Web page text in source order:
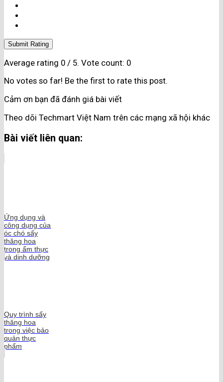
Submit Rating
Average rating 0 / 5. Vote count: 0
No votes so far! Be the first to rate this post.
Cảm ơn bạn đã đánh giá bài viết
Theo dõi Techmart Việt Nam trên các mạng xã hội khác
Bài viết liên quan:
Ứng dụng và
công dụng của
óc chó sấy
thăng hoa
trong ẩm thực
và dinh dưỡng
Quy trình sấy
thăng hoa
trong việc bảo
quản thực
phẩm